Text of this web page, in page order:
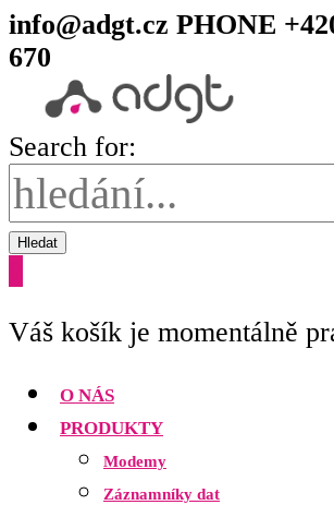
info@adgt.cz PHONE
670
Search for:
Hledat
Váš košík je momentálně
O NÁS
PRODUKTY
Modemy
Záznamníky dat